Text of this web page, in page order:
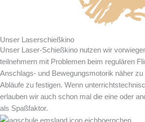
Unser Laser­schieß­kino
Unser Laser-Schießkino nutzen wir
teilnehmern mit Problemen beim regulären
Anschlags- und Bewegungs­motorik näher zu
Abläufe zu festigen. Wenn
erlauben wir auch schon mal die eine oder
als Spaßfaktor.